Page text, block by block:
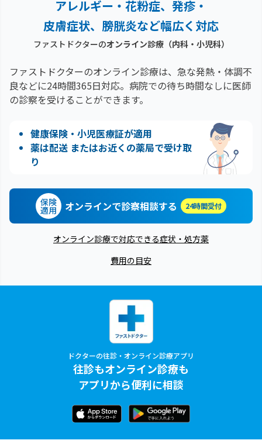
アレルギー・花粉症、 発疹・
皮膚症状、膀胱炎など幅広く対応
ファストドクターのオンライン診療（内科・小児科）
ファストドクターのオンライン診療は、急な発熱・体調不
良などに24時間365日対応。 病院での待ち時間なしに医師
の診察を受けることができます。
健康保険・小児医療証が適用
薬は配送 またはお近くの薬局で受け取
り
保険
適用 オンラインで診察相談する 24時間受付
オンライン診療で対応できる症状・処方薬
費用の目安
ドクターの往診・オンライン診療アプリ
往診もオンライン診療も
アプリから便利に相談